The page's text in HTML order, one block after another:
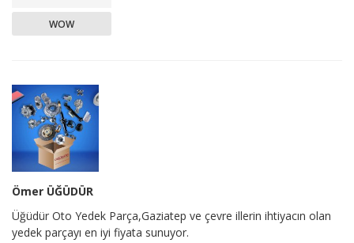
WOW
Ömer ÜĞÜDÜR
Üğüdür Oto Yedek Parça,Gaziatep ve çevre illerin ihtiyacın olan
yedek parçayı en iyi fiyata sunuyor.